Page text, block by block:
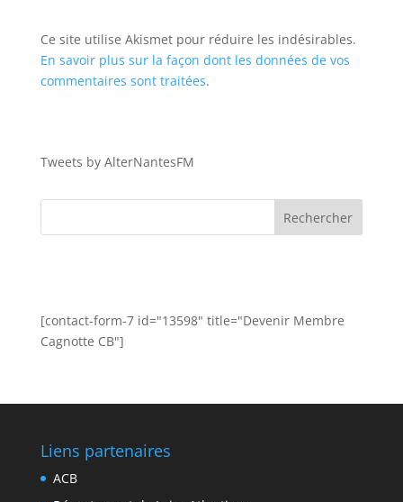
Ce site utilise Akismet pour réduire les indésirables.
En savoir plus sur la façon dont les données de vos
commentaires sont traitées.
Tweets by AlterNantesFM
[contact-form-7 id="13598" title="Devenir Membre
Cagnotte CB"]
Liens partenaires
ACB